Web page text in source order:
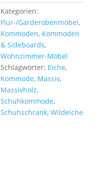
Kategorien:
Flur-/Garderobenmöbel,
Kommoden, Kommoden
& Sideboards,
Wohnzimmer-Möbel
Schlagwörter: Eiche,
Kommode, Massiv,
Massivholz,
Schuhkommode,
Schuhschrank,Wildeiche